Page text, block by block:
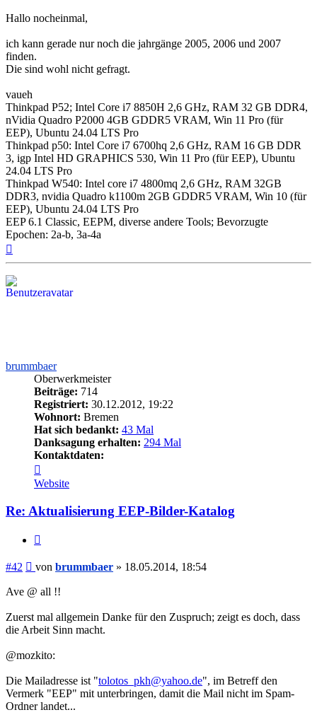
Hallo nocheinmal,
ich kann gerade nur noch die jahrgänge 2005, 2006 und 2007
finden.
Die sind wohl nicht gefragt.
vaueh
Thinkpad P52; Intel Core i7 8850H 2,6 GHz, RAM 32 GB DDR4,
nVidia Quadro P2000 4GB GDDR5 VRAM, Win 11 Pro (für
EEP), Ubuntu 24.04 LTS Pro
Thinkpad p50: Intel Core i7 6700hq 2,6 GHz, RAM 16 GB DDR
3, igp Intel HD GRAPHICS 530, Win 11 Pro (für EEP), Ubuntu
24.04 LTS Pro
Thinkpad W540: Intel core i7 4800mq 2,6 GHz, RAM 32GB
DDR3, nvidia Quadro k1100m 2GB GDDR5 VRAM, Win 10 (für
EEP), Ubuntu 24.04 LTS Pro
EEP 6.1 Classic, EEPM, diverse andere Tools; Bevorzugte
Epochen: 2a-b, 3a-4a
brummbaer
Oberwerkmeister
Beiträge: 714
Registriert: 30.12.2012, 19:22
Wohnort: Bremen
Hat sich bedankt: 43 Mal
Danksagung erhalten: 294 Mal
Kontaktdaten:
von
brummbaer
Website
Re: Aktualisierung EEP-Bilder-Katalog
#42 Beitrag
von brummbaer » 18.05.2014, 18:54
Ave @ all !!
Zuerst mal allgemein Danke für den Zuspruch; zeigt es doch, dass
die Arbeit Sinn macht.
@mozkito:
Die Mailadresse ist "tolotos_pkh@yahoo.de", im Betreff den
Vermerk "EEP" mit unterbringen, damit die Mail nicht im Spam-
Ordner landet...